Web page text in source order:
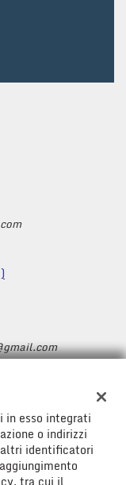
in esso integrati
o indirizzi
altri identificatori